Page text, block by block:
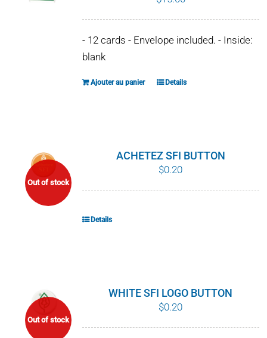
- 12 cards - Envelope included. - Inside:
blank
Ajouter au panier Details
Out of stock
ACHETEZ SFI BUTTON
$0.20
Details
Out of stock
WHITE SFI LOGO BUTTON
$0.20